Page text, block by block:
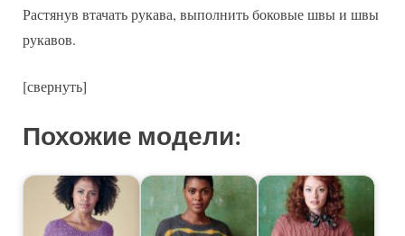
Растянув втачать рукава, выполнить боковые швы и швы
рукавов.
[свернуть]
Похожие модели: